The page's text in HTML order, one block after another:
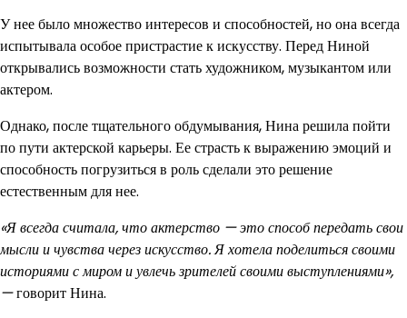
У нее было множество интересов и способностей, но она всегда
испытывала особое пристрастие к искусству. Перед Ниной
открывались возможности стать художником, музыкантом или
актером.
Однако, после тщательного обдумывания, Нина решила пойти
по пути актерской карьеры. Ее страсть к выражению эмоций и
способность погрузиться в роль сделали это решение
естественным для нее.
«Я всегда считала, что актерство — это способ передать свои
мысли и чувства через искусство. Я хотела поделиться своими
историями с миром и увлечь зрителей своими выступлениями»,
—говорит Нина.